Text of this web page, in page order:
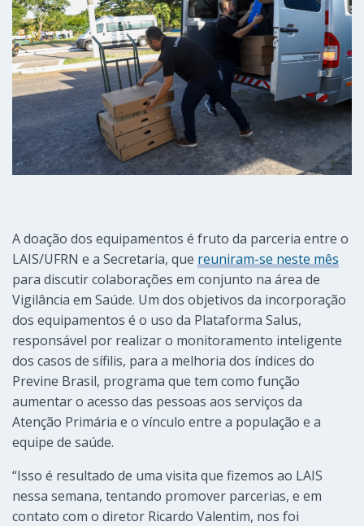
A doação dos equipamentos é fruto da parceria entre o
LAIS/UFRN e a Secretaria, que reuniram-se neste mês
para discutir colaborações em conjunto na área de
Vigilância em Saúde. Um dos objetivos da incorporação
dos equipamentos é o uso da Plataforma Salus,
responsável por realizar o monitoramento inteligente
dos casos de sífilis, para a melhoria dos índices do
Previne Brasil, programa que tem como função
aumentar o acesso das pessoas aos serviços da
Atenção Primária e o vínculo entre a população e a
equipe de saúde.
“Isso é resultado de uma visita que fizemos ao LAIS
nessa semana, tentando promover parcerias, e em
contato com o diretor Ricardo Valentim, nos foi